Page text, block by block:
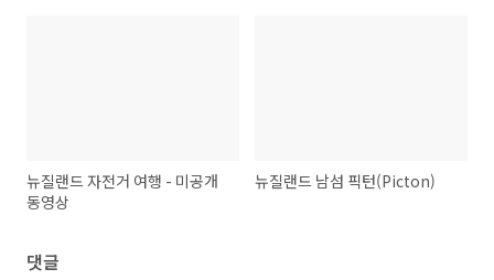
뉴질랜드 자전거 여행 - 미공개
동영상
뉴질랜드 남섬 픽턴(Picton)
댓글